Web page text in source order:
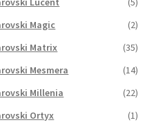
Magic
(2)
Matrix
(35)
Mesmera
(14)
Millenia
(22)
Ortyx
(1)